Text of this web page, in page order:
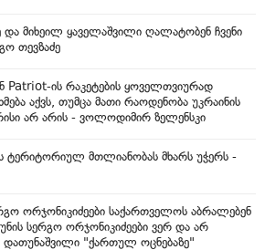
და მიხეილ ყაველაშვილი ღალატობენ ჩვენი
თევზაძე
Patriot-ის რაკეტების ყოველთვიურად
აქვს, თუმცა მათი რაოდენობა უკრაინის
არ არის - ვოლოდიმირ ზელენსკი
ტერიტორიულ მთლიანობას მხარს უჭერს -
ორჯონიკიძეები საქართველოს აბრალებენ
სერგო ორჯონიკიძეები ვერ და არ
დათუნაშვილი "ქართულ ოცნებაზე"